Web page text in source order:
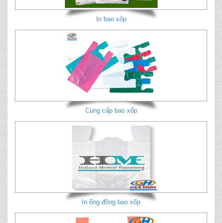
In bao xốp
Cung cấp bao xốp
In ống đồng bao xốp